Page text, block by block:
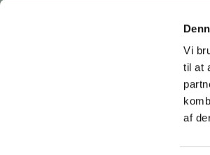
Vi
til at
af
Mandag-torsdag 07.00-